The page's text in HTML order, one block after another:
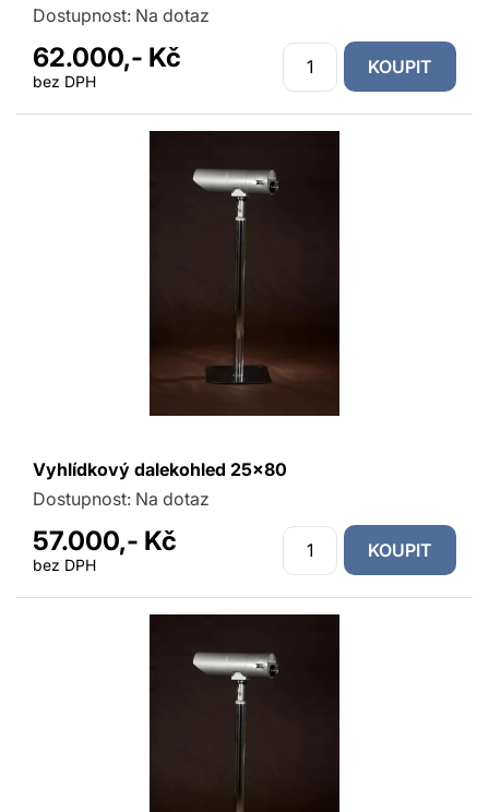
Dostupnost: Na dotaz
62.000,- Kč
bez DPH
KOUPIT
Vyhlídkový dalekohled 25x80
Dostupnost: Na dotaz
57.000,- Kč
bez DPH
KOUPIT